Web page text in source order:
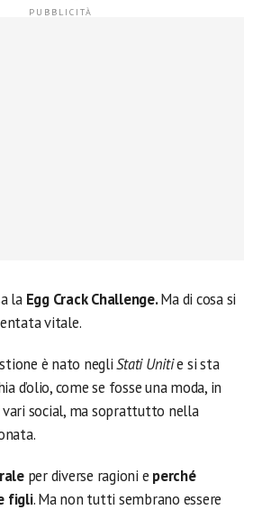
la Egg Crack Challenge.Ma di cosa si
vitale.
è nato negliStati Unitie si sta
d’olio, come se fosse una moda, in
social, ma soprattutto nella
per diverse ragioni e perché
figli. Ma non tutti sembrano essere